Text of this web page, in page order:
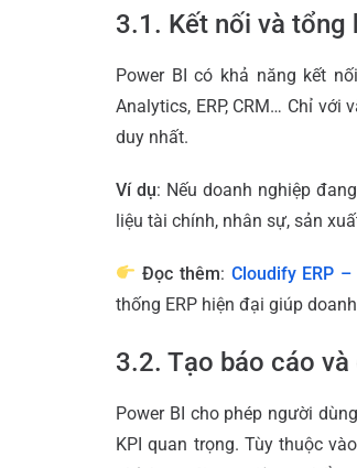
3.1. Kết nối và tổng
Power BI có khả năng kết
Analytics, ERP, CRM… Chỉ
duy nhất.
Ví dụ: Nếu doanh nghiệp
liệu tài chính, nhân sự, sản
Đọc thêm: Cloudify ERP
thống ERP hiện đại giúp
3.2. Tạo báo cáo
Power BI cho phép người
KPI quan trọng. Tùy thuộc